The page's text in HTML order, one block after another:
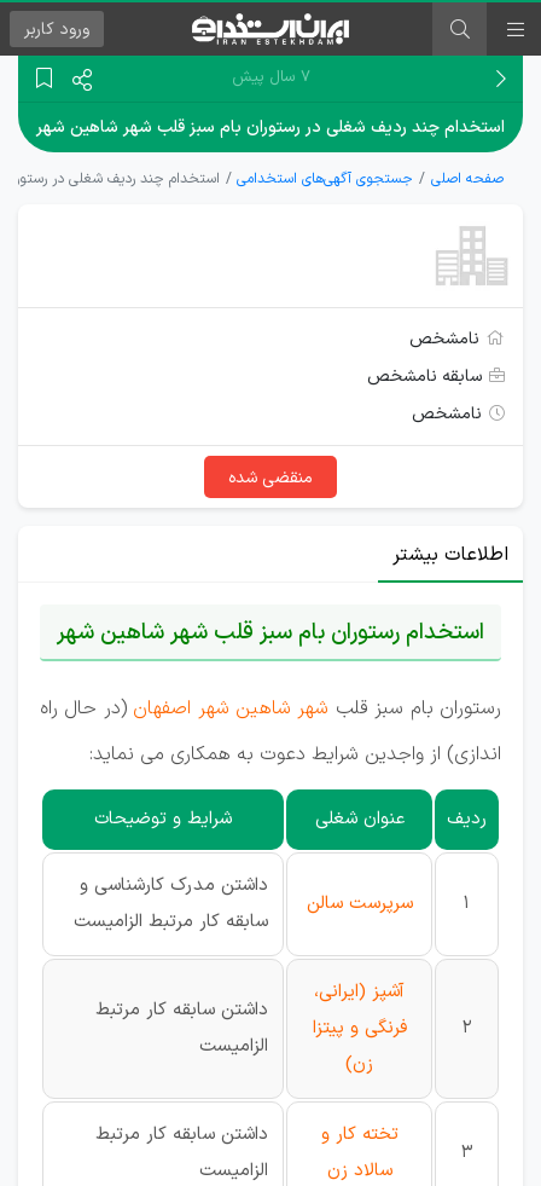
ورود کاربر
۷ سال پیش
استخدام چند ردیف شغلی در رستوران بام سبز قلب شهر شاهین شهر
صفحه اصلی جستجوی آگهی‌های استخدامی استخدام چند ردیف شغلی در
نامشخص
سابقه نامشخص
نامشخص
منقضی شده
اطلاعات بیشتر
استخدام رستوران بام سبز قلب شهر شاهین شهر
رستوران بام سبز قلب شهر شاهین شهر اصفهان (در حال راه
اندازی) از واجدین شرایط دعوت به همکاری می نماید:
ردیف عنوان شغلی شرایط و توضیحات
1 سرپرست سالن
داشتن مدرک کارشناسی و
سابقه کار مرتبط الزامیست
2
آشپز (ایرانی،
فرنگی و پیتزا
زن)
داشتن سابقه کار مرتبط
الزامیست
3
تخته کار و
سالاد زن
داشتن سابقه کار مرتبط
الزامیست